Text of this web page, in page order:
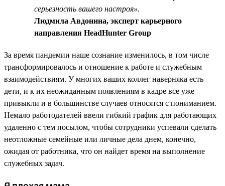
серьезность вашего настроя».
Людмила Авдонина, эксперт карьерного
направления HeadHunter Group
За время пандемии наше сознание изменилось, в том числе
трансформировалось и отношение к работе и служебным
взаимодействиям. У многих ваших коллег наверняка есть
дети, и к их неожиданным появлениям в кадре все уже
привыкли и в большинстве случаев относятся с пониманием.
Немало работодателей ввели гибкий график для работающих
удаленно с тем посылом, чтобы сотрудники успевали сделать
неотложные семейные или личные дела днем, конечно,
ожидая от работника, что он найдет время на выполнение
служебных задач.